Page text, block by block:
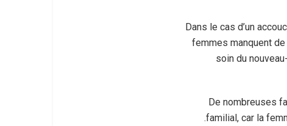
Dans le cas d’un
femmes manquent
soin du
De nombreuses
familial, car la